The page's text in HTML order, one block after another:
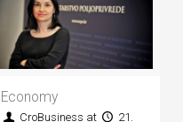
Economy
CroBusiness at
21.